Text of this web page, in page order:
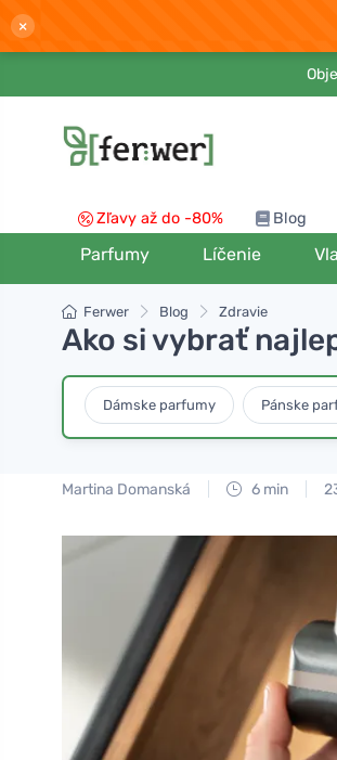
×
Zľavy až do -80% Blog
Parfumy Líčenie
Ferwer Blog Zdravie
Ako si vybrať
Dámske parfumy Pánske
Martina Domanská 6 min